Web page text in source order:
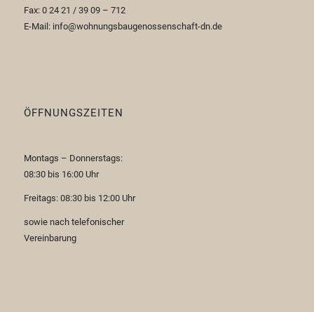
Fax: 0 24 21 / 39 09 – 712
E-Mail: info@wohnungsbaugenossenschaft-dn.de
ÖFFNUNGSZEITEN
Montags – Donnerstags:
08:30 bis 16:00 Uhr
Freitags: 08:30 bis 12:00 Uhr
sowie nach telefonischer
Vereinbarung